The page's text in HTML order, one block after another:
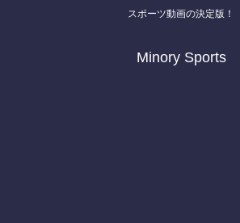
スポーツ動画の決定版！
Minory Sports